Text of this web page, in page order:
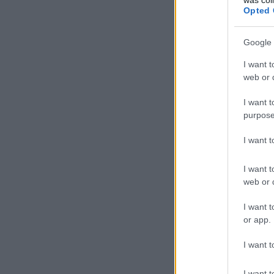
Opted
Google
I want
web or
I want
I want
I want
web or
I want
or app.
I want